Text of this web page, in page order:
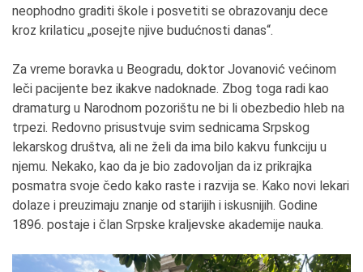
neophodno graditi škole i posvetiti se obrazovanju dece
kroz krilaticu „posejte njive budućnosti danas“.
Za vreme boravka u Beogradu, doktor Jovanović većinom
leči pacijente bez ikakve nadoknade. Zbog toga radi kao
dramaturg u Narodnom pozorištu ne bi li obezbedio hleb na
trpezi. Redovno prisustvuje svim sednicama Srpskog
lekarskog društva, ali ne želi da ima bilo kakvu funkciju u
njemu. Nekako, kao da je bio zadovoljan da iz prikrajka
posmatra svoje čedo kako raste i razvija se. Kako novi lekari
dolaze i preuzimaju znanje od starijih i iskusnijih. Godine
1896. postaje i član Srpske kraljevske akademije nauka.